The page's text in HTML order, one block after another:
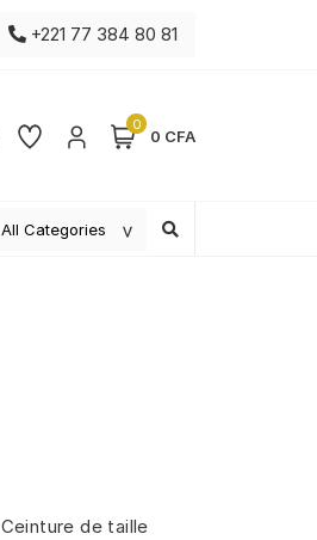
+221 77 384 80 81
0
0 CFA
Ceinture de taille